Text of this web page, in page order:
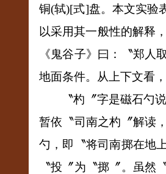
铜(轼)[式]盘。本文实验
以采用其一般性的解释
《鬼谷子》曰：〝郑
地面条件。从上下文看
〝杓〞字是磁石勺
暂依〝司南之杓〞解读
勺，即〝将司南掷在地
〝投〞为〝掷〞。虽